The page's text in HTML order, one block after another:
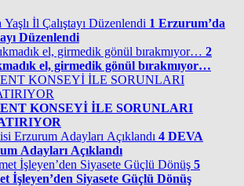
1 Erzurum’da
Düzenlendi
2
el, girmedik gönül bırakmıyor…
KONSEYİ İLE SORUNLARI
4 DEVA
Adayları Açıklandı
5
İşleyen’den Siyasete Güçlü Dönüş